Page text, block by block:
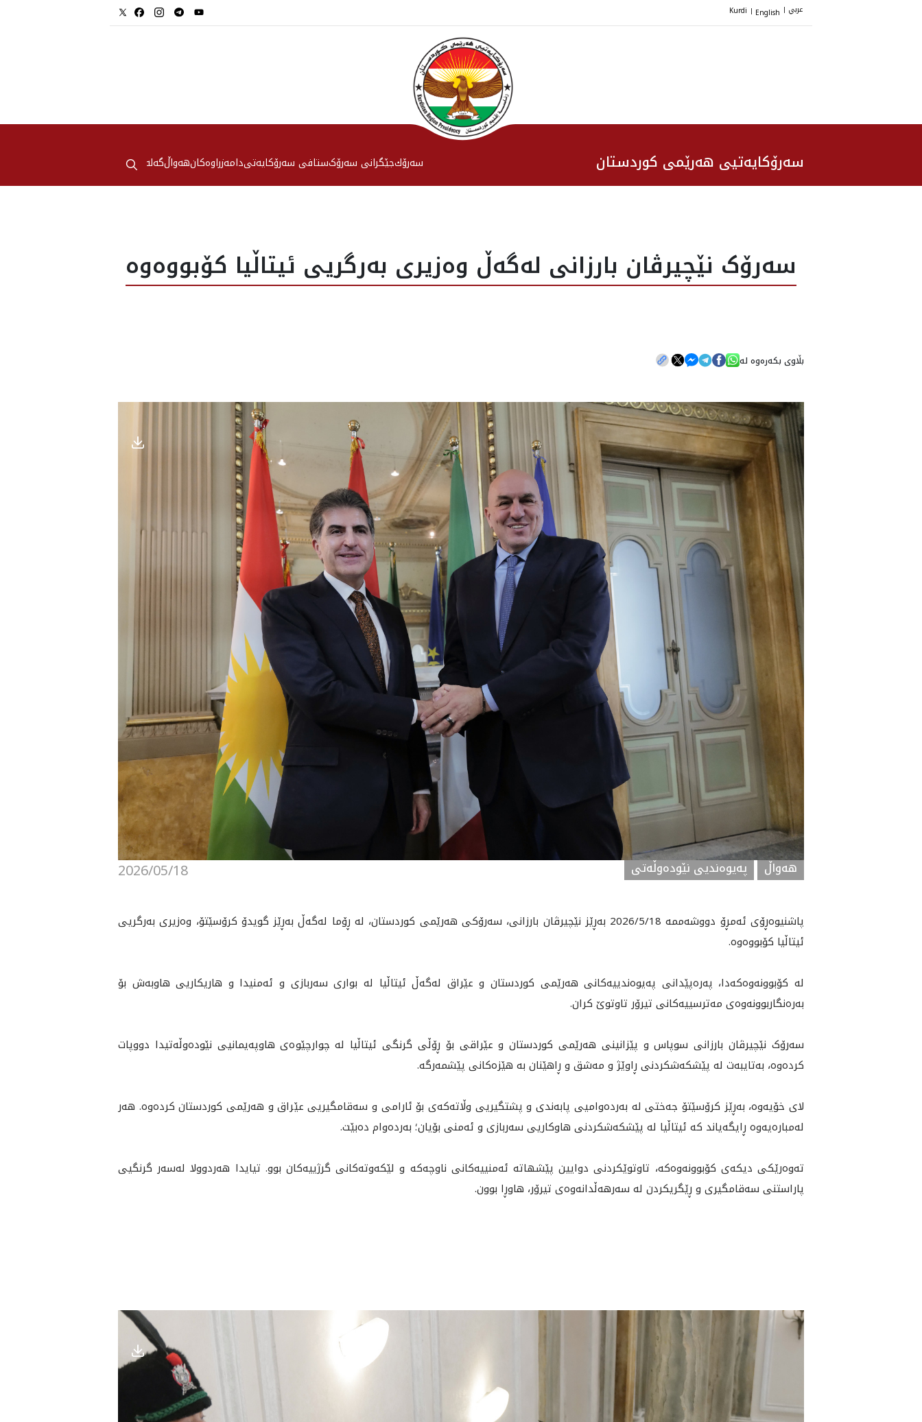
عربي |
English
|
Kurdi
سەرۆکایەتیی هەرێمی کوردستان سەرۆكجێگرانی سه‌رۆکستافی سەرۆکایەتیدامەزراوەکانهه‌واڵگەلەری
⚲
سەرۆک نێچیرڤان بارزانی لەگەڵ وەزیری بەرگریی ئیتاڵیا کۆبووەوە
بڵاوی بکەرەوە لە
2026/05/18 هه‌واڵ په‌یوه‌ندیی نێوده‌وڵه‌تی
پاشنیوەڕۆی ئەمڕۆ دووشەممە 2026/5/18 بەڕێز نێچیرڤان بارزانی، سەرۆکی هەرێمی کوردستان، له‌ ڕۆما لەگەڵ بەڕێز گویدۆ کرۆسێتۆ، وەزیری بەرگریی
ئیتاڵیا کۆبووەوە.
لە کۆبوونەوەکەدا، پەرەپێدانی پەیوەندییەکانی هەرێمی کوردستان و عێراق لەگەڵ ئیتاڵیا لە بواری سەربازی و ئەمنیدا و هاریکاریی هاوبەش بۆ
بەرەنگاربوونەوەی مەترسییەکانی تیرۆر تاوتوێ کران.
سەرۆک نێچیرڤان بارزانی سوپاس و پێزانینی هەرێمی کوردستان و عێراقی بۆ ڕۆڵی گرنگی ئیتاڵیا لە چوارچێوەی هاوپەیمانیی نێودەوڵەتیدا دووپات
کردەوە، بەتایبەت لە پێشکەشکردنی ڕاوێژ و مەشق و ڕاهێنان بە هێزەکانی پێشمەرگە.
لای خۆیەوە، بەڕێز کرۆسێتۆ جەختی لە بەردەوامیی پابەندى و پشتگیریی وڵاتەکەی بۆ ئارامی و سەقامگیریی عێراق و هەرێمی کوردستان کردەوە. هه‌ر
له‌مباره‌يه‌وه‌ ڕايگه‌ياند كه‌ ئيتاڵيا له‌ پێشكه‌شكردنى هاوكاريى سه‌ربازى و ئه‌منى بۆيان؛ به‌رده‌وام ده‌بێت.
تەوەرێکی ديكه‌ى کۆبوونه‌وه‌که‌، تاوتوێکردنی دوایین پێشهاتە ئەمنییەکانی ناوچەکە و لێکەوتەکانی گرژییەکان بوو. تيايدا هەردوولا لەسەر گرنگیی
پاراستنی سەقامگیری و ڕێگریکردن لە سەرهەڵدانەوەی تيرۆر، هاوڕا بوون.